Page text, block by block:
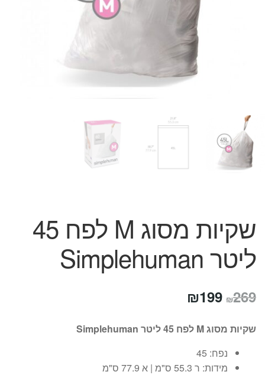
המותגים שלנו
מתנות לחנוכת בית
מתנות למטבח
מתכונים שלכם
תשלום
שקיות מסוג M לפח 45
ליטר Simplehuman
₪269 המחיר
היה:
₪269.
₪199
הוא:
שקיות מסוג M לפח 45 ליטר Simplehuman
נפח: 45
מידות: ר 55.3 ס"מ | א 77.9 ס"מ